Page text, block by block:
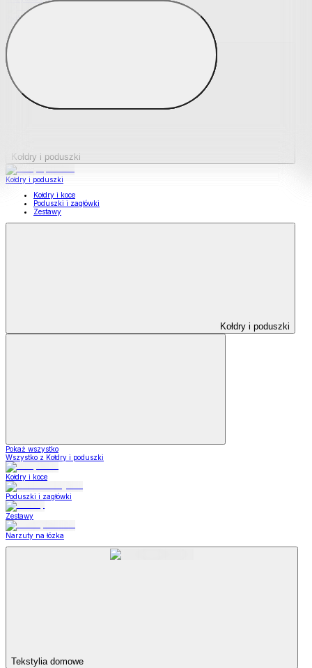
Podkładki na materace
Materace nawierzchniowe
Kołdry i poduszki
Kołdry i poduszki
Kołdry i koce
Poduszki i zagłówki
Zestawy
Kołdry i poduszki
Pokaż wszystko
Wszystko z Kołdry i poduszki
Kołdry i koce
Poduszki i zagłówki
Zestawy
Narzuty na łózka
Tekstylia domowe